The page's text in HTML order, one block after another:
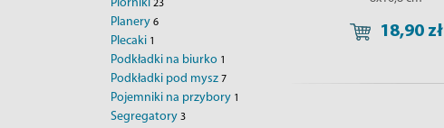
Piórniki 23
Planery 6
Plecaki 1
Podkładki na biurko 1
Podkładki pod mysz 7
Pojemniki na przybory 1
Segregatory 3
18,90 zł